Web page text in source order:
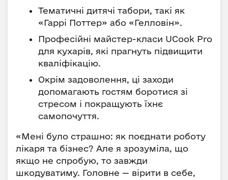
Тематичні дитячі табори, такі як
«Гаррі Поттер» або «Гелловін».
Професійні майстер-класи UCook Pro
для кухарів, які прагнуть підвищити
кваліфікацію.
Окрім задоволення, ці заходи
допомагають гостям боротися зі
стресом і покращують їхнє
самопочуття.
«Мені було страшно: як поєднати роботу
лікаря та бізнес? Але я зрозуміла, що
якщо не спробую, то завжди
шкодуватиму. Головне — вірити в себе,